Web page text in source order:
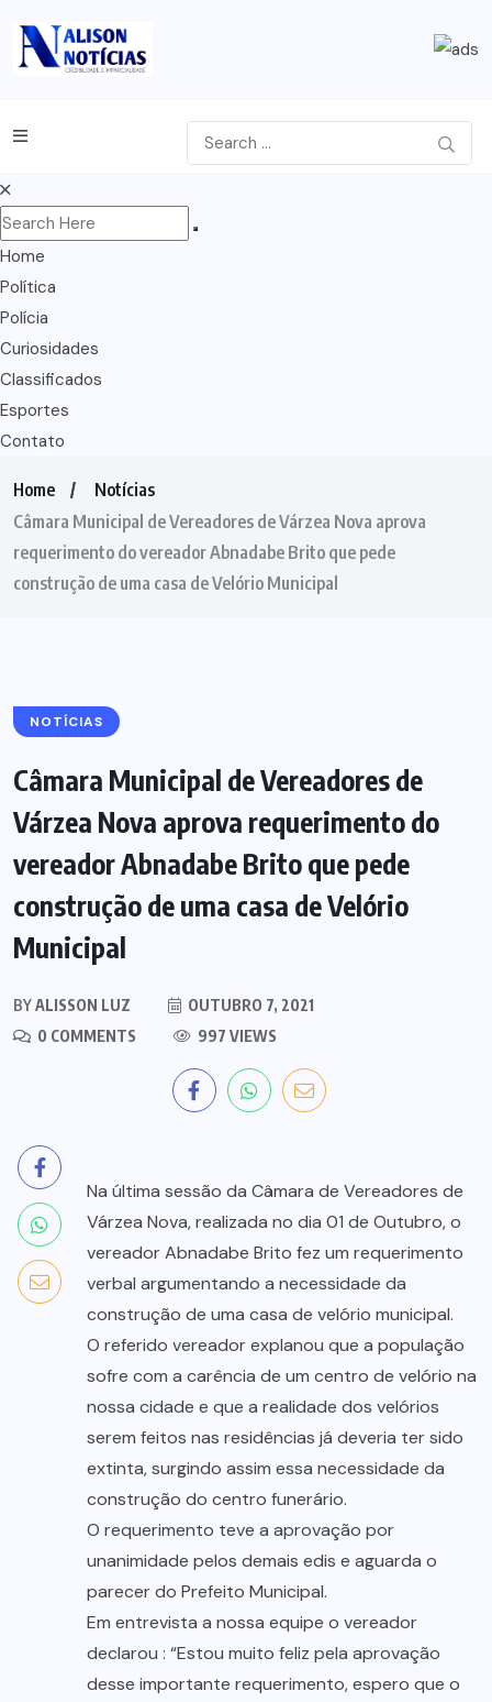
Home
Política
Polícia
Curiosidades
Classificados
Esportes
Contato
Home
Notícias
Câmara Municipal de Vereadores de Várzea Nova aprova
requerimento do vereador Abnadabe Brito que pede
construção de uma casa de Velório Municipal
NOTÍCIAS
Câmara Municipal de Vereadores de
Várzea Nova aprova requerimento do
vereador Abnadabe Brito que pede
construção de uma casa de Velório
Municipal
BYALISSON LUZ
OUTUBRO 7, 2021
0 COMMENTS
997 VIEWS
Na última sessão da Câmara de Vereadores de
Várzea Nova, realizada no dia 01 de Outubro, o
vereador Abnadabe Brito fez um requerimento
verbal argumentando a necessidade da
construção de uma casa de velório municipal.
O referido vereador explanou que a população
sofre com a carência de um centro de velório na
nossa cidade e que a realidade dos velórios
serem feitos nas residências já deveria ter sido
extinta, surgindo assim essa necessidade da
construção do centro funerário.
O requerimento teve a aprovação por
unanimidade pelos demais edis e aguarda o
parecer do Prefeito Municipal.
Em entrevista a nossa equipe o vereador
declarou : “Estou muito feliz pela aprovação
desse importante requerimento, espero que o